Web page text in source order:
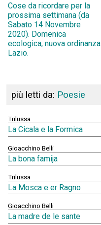
Cose da ricordare per la
prossima settimana (da
Sabato 14 Novembre
2020). Domenica
ecologica, nuova ordinanza
Lazio.
più letti da: Poesie
Trilussa
La Cicala e la Formica
Gioacchino Belli
La bona famija
Trilussa
La Mosca e er Ragno
Gioacchino Belli
La madre de le sante